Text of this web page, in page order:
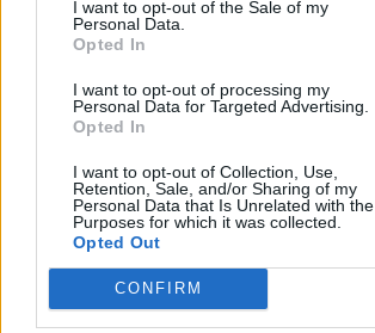
I want to opt-out of the Sale of my
Personal Data.
Opted In
I want to opt-out of processing my
Personal Data for Targeted Advertising.
Opted In
I want to opt-out of Collection, Use,
Retention, Sale, and/or Sharing of my
Personal Data that Is Unrelated with the
Purposes for which it was collected.
Opted Out
CONFIRM